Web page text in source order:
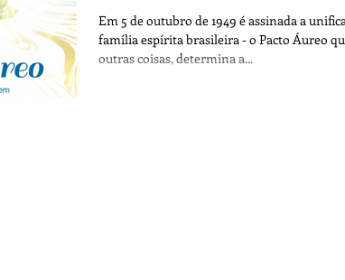
Em 5 de outubro de 1949 é assinada a
família espírita brasileira - o Pacto Áureo
outras coisas, determina a...